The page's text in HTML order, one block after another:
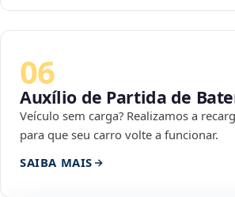
06
Auxílio de Partida de
Veículo sem carga? Realizamos a
para que seu carro volte a funcionar.
SAIBA MAIS